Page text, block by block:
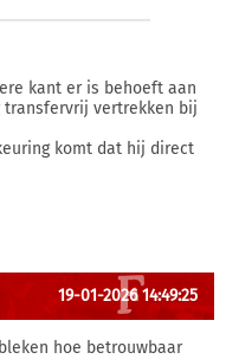
kant er is behoeft aan
vertrekken bij
komt dat hij direct
19-01-2026 14:49:25
hoe betrouwbaar